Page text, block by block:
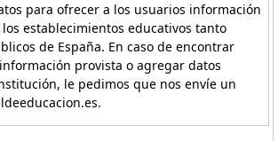
para ofrecer a los usuarios información
establecimientos educativos tanto
de España. En caso de encontrar
provista o agregar datos
le pedimos que nos envíe un